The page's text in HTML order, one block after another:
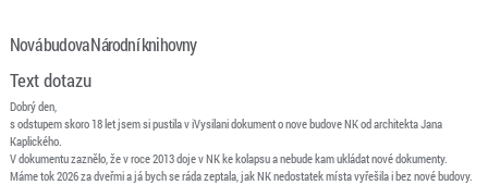
Nová budova Národní knihovny
Text dotazu
Dobrý den,
s odstupem skoro 18 let jsem si pustila v iVysilani dokument o nove budove NK od architekta Jana
Kaplického.
V dokumentu zaznělo, že v roce 2013 doje v NK ke kolapsu a nebude kam ukládat nové dokumenty.
Máme tok 2026 za dveřmi a já bych se ráda zeptala, jak NK nedostatek místa vyřešila i bez nové budovy.